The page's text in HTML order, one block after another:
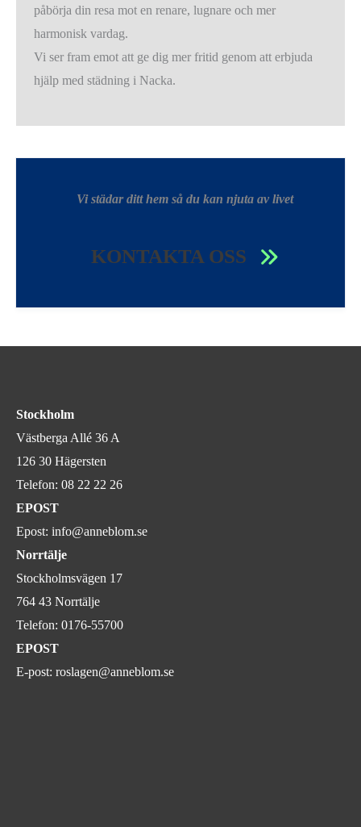
påbörja din resa mot en renare, lugnare och mer
harmonisk vardag.
Vi ser fram emot att ge dig mer fritid genom att erbjuda
hjälp med städning i Nacka.
Vi städar ditt hem så du kan njuta av livet
KONTAKTA OSS
Stockholm
Västberga Allé 36 A
126 30 Hägersten
Telefon: 08 22 22 26
EPOST
Epost: info@anneblom.se
Norrtälje
Stockholmsvägen 17
764 43 Norrtälje
Telefon: 0176-55700
EPOST
E-post: roslagen@anneblom.se